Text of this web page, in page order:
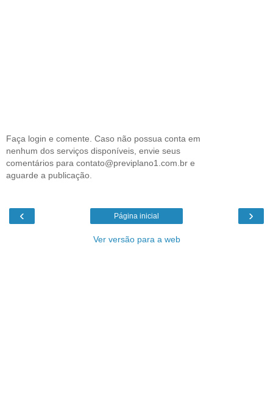
Faça login e comente. Caso não possua conta em
nenhum dos serviços disponíveis, envie seus
comentários para contato@previplano1.com.br e
aguarde a publicação.
‹ ›
Página inicial
Ver versão para a web